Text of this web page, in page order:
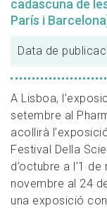
cadascuna de
París i
Data de
A Lisboa,
setembre al
acollirà
Festival Della
d’octubre a l’1
novembre al 24
una exposició